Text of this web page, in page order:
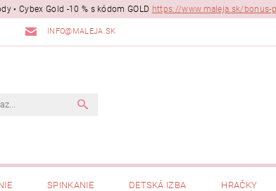
• Cybex Gold -10 % s kódom GOLD https://www.maleja.sk/bonus-
INFO@MALEJA.SK
SPINKANIE DETSKÁ IZBA HRAČKY